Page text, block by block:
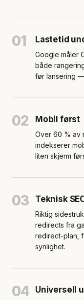
01 Lastetid
Google måler
både
før lansering
02 Mobil først
Over 60 % av
indekserer
liten skjerm
03 Teknisk
Riktig
redirects fra
redirect-plan,
synlighet.
04 Universell